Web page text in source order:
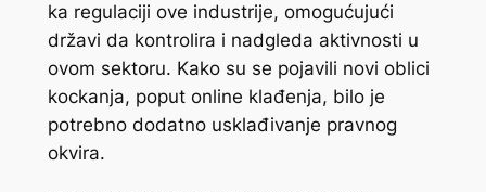
ka regulaciji ove industrije, omogućujući
državi da kontrolira i nadgleda aktivnosti u
ovom sektoru. Kako su se pojavili novi oblici
kockanja, poput online klađenja, bilo je
potrebno dodatno usklađivanje pravnog
okvira.